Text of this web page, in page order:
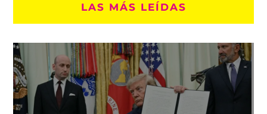
LAS MÁS LEÍDAS